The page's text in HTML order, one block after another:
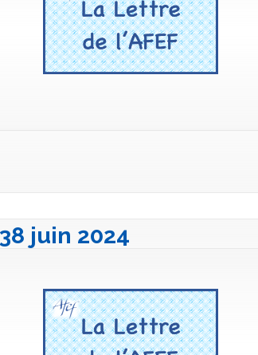
juin 2024